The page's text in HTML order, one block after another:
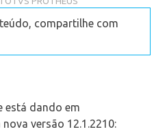
compartilhe com
está dando em
versão 12.1.2210: